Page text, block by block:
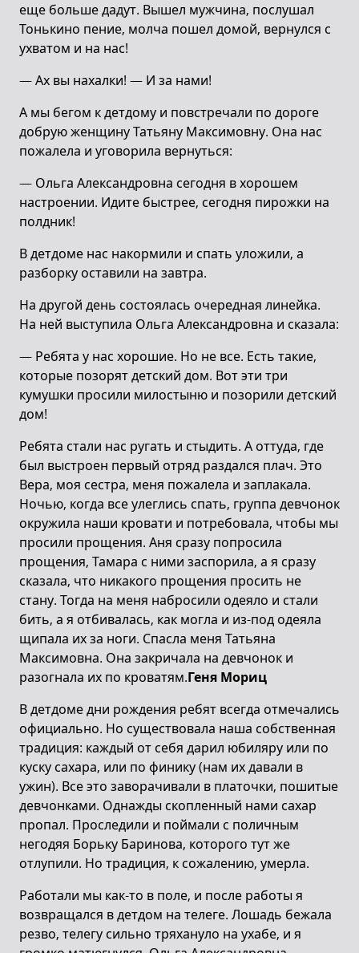
еще больше дадут. Вышел мужчина, послушал
Тонькино пение, молча пошел домой, вернулся с
ухватом и на нас!
— Ах вы нахалки! — И за нами!
А мы бегом к детдому и повстречали по дороге
добрую женщину Татьяну Максимовну. Она нас
пожалела и уговорила вернуться:
— Ольга Александровна сегодня в хорошем
настроении. Идите быстрее, сегодня пирожки на
полдник!
В детдоме нас накормили и спать уложили, а
разборку оставили на завтра.
На другой день состоялась очередная линейка.
На ней выступила Ольга Александровна и сказала:
— Ребята у нас хорошие. Но не все. Есть такие,
которые позорят детский дом. Вот эти три
кумушки просили милостыню и позорили детский
дом!
Ребята стали нас ругать и стыдить. А оттуда, где
был выстроен первый отряд раздался плач. Это
Вера, моя сестра, меня пожалела и заплакала.
Ночью, когда все улеглись спать, группа девчонок
окружила наши кровати и потребовала, чтобы мы
просили прощения. Аня сразу попросила
прощения, Тамара с ними заспорила, а я сразу
сказала, что никакого прощения просить не
стану. Тогда на меня набросили одеяло и стали
бить, а я отбивалась, как могла и из-под одеяла
щипала их за ноги. Спасла меня Татьяна
Максимовна. Она закричала на девчонок и
разогнала их по кроватям.Геня Мориц
В детдоме дни рождения ребят всегда отмечались
официально. Но существовала наша собственная
традиция: каждый от себя дарил юбиляру или по
куску сахара, или по финику (нам их давали в
ужин). Все это заворачивали в платочки, пошитые
девчонками. Однажды скопленный нами сахар
пропал. Проследили и поймали с поличным
негодяя Борьку Баринова, которого тут же
отлупили. Но традиция, к сожалению, умерла.
Работали мы как-то в поле, и после работы я
возвращался в детдом на телеге. Лошадь бежала
резво, телегу сильно тряхануло на ухабе, и я